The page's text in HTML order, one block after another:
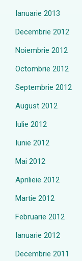
Ianuarie 2013
Decembrie 2012
Noiembrie 2012
Octombrie 2012
Septembrie 2012
August 2012
Iulie 2012
Iunie 2012
Mai 2012
Aprilieie 2012
Martie 2012
Februarie 2012
Ianuarie 2012
Decembrie 2011